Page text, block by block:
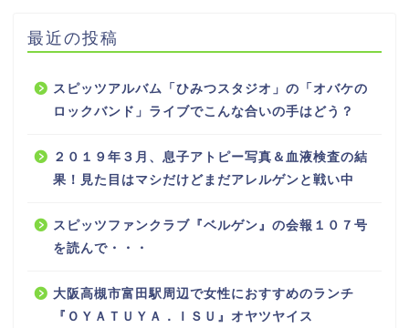
最近の投稿
スピッツアルバム「ひみつスタジオ」の「オバケの
ロックバンド」ライブでこんな合いの手はどう？
２０１９年３月、息子アトピー写真＆血液検査の結
果！見た目はマシだけどまだアレルゲンと戦い中
スピッツファンクラブ『ベルゲン』の会報１０７号
を読んで・・・
大阪高槻市富田駅周辺で女性におすすめのランチ
『ＯＹＡＴＵＹＡ．ＩＳＵ』オヤツヤイス